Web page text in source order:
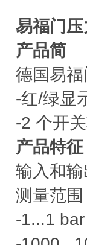
易福门
产品简
德国易
-红/绿显
-2 个开
产品特
输入和
测量范围
-1...1 bar